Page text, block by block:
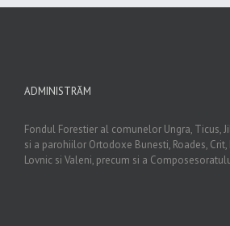
ADMINISTRĂM
Fondul Forestier al comunelor Ungra, Ticus,
si a parohiilor Ortodoxe Bunesti, Roades, Crit,
Lovnic si Valeni, precum si a